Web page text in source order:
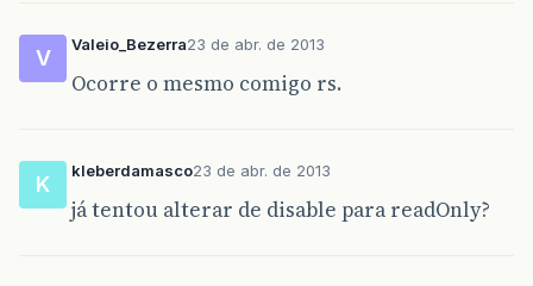
V
Valeio_Bezerra23 de abr. de 2013
Ocorre o mesmo comigo rs.
K
kleberdamasco23 de abr. de 2013
já tentou alterar de disable para readOnly?